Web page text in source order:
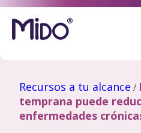
Recursos a tu alcance /
temprana puede
enfermedades